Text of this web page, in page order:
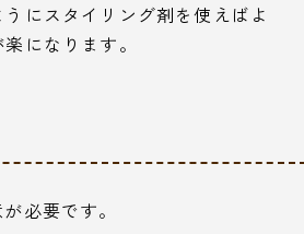
にスタイリング剤を使えばよ
になります。
必要です。